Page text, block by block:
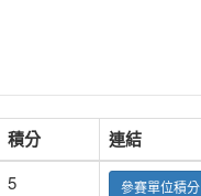
積分 連結
5 參賽單位積分